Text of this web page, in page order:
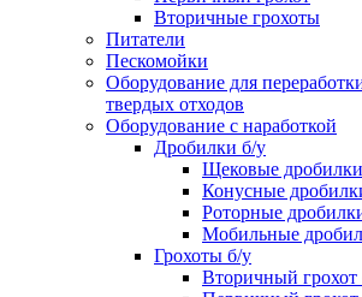
Вторичные грохоты
Питатели
Пескомойки
Оборудование для
твердых отходов
Оборудование с наработкой
Дробилки б/у
Щековые
Конусные
Роторные
Мобильные
Грохоты б/у
Вторичный грохот